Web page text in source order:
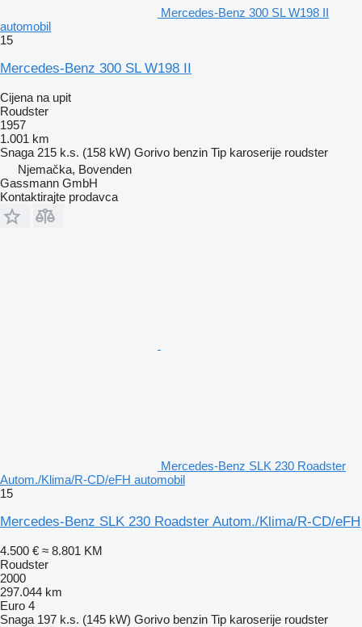
Mercedes-Benz 300 SL W198 II
automobil
15
Mercedes-Benz 300 SL W198 II
Cijena na upit
Roudster
1957
1.001 km
Snaga 215 k.s. (158 kW) Gorivo benzin Tip karoserije roudster
Njemačka, Bovenden
Gassmann GmbH
Kontaktirajte prodavca
Mercedes-Benz SLK 230 Roadster
Autom./Klima/R-CD/eFH automobil
15
Mercedes-Benz SLK 230 Roadster Autom./Klima/R-CD/eFH
4.500 € ≈ 8.801 KM
Roudster
2000
297.044 km
Euro 4
Snaga 197 k.s. (145 kW) Gorivo benzin Tip karoserije roudster